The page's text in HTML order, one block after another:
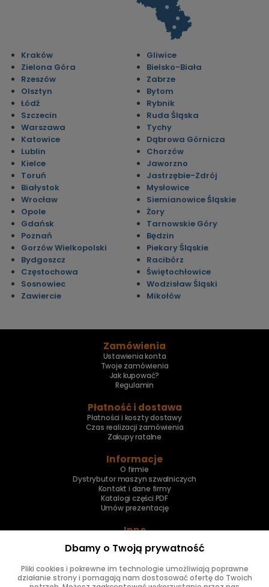
Kraków
Zielona Góra
Rzeszów
Olsztyn
Łódź
Szczecin
Warszawa
Katowice
Lublin
Kielce
Toruń
Białystok
Wrocław
Opole
Gdańsk
Poznań
Gorzów Wielkopolski
Bydgoszcz
Częstochowa
Sosnowiec
Zawiercie
Gliwice
Bielsko-Biała
Zabrze
Bytom
Rybnik
Ruda Śląska
Tychy
Dąbrowa Górnicza
Chorzów
Jaworzno
Jastrzębie-Zdrój
Mysłowice
Siemianowice Śląskie
Żory
Tarnowskie Góry
Będzin
Piekary Śląskie
Racibórz
Świętochłowice
Wodzisław Śląski
Mikołów
Zamówienia
Ustawienia konta
Twoje zamówienia
Jak kupować?
Regulamin
Płatność i dostawa
Płatności i koszty dostawy
Czas realizacji zamówienia
Zakupy ratalne
Informacje
O firmie
Dystrybutor maszyn szwalniczych
Kontakt i dane firmy
Katalogi części PDF
Umów prezentację
Inne
Naprawa maszyn
Znajdziesz nas
Dbamy o Twoją prywatność
Pliki cookies i pokrewne im technologie umożliwiają poprawne
działanie strony i pomagają nam dostosować ofertę do Twoich